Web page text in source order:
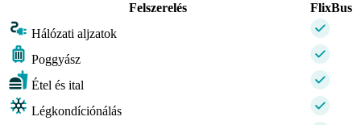
Felszerelés
FlixBus
Hálózati aljzatok
Poggyász
Étel és ital
Légkondíciónálás